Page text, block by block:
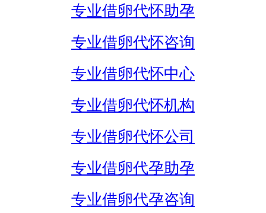
专业借卵代怀助孕
专业借卵代怀咨询
专业借卵代怀中心
专业借卵代怀机构
专业借卵代怀公司
专业借卵代孕助孕
专业借卵代孕咨询